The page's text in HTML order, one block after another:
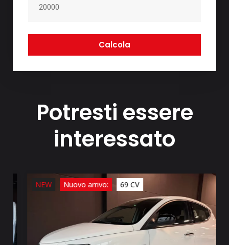
Calcola
Potresti essere
interessato
NEW Nuovo arrivo: 69 CV